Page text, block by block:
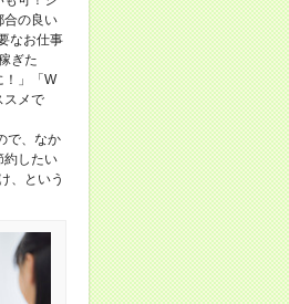
合の良い
なお仕事
ぎた
！」「W
スメで
で、なか
約したい
、という